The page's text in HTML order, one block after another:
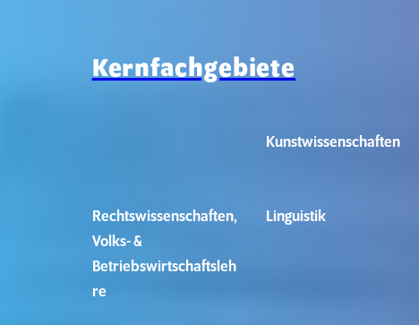
Kernfachgebiete
Kunstwissenschaften
Rechtswissenschaften,
Volks- &
Betriebswirtschaftsleh
re
Linguistik